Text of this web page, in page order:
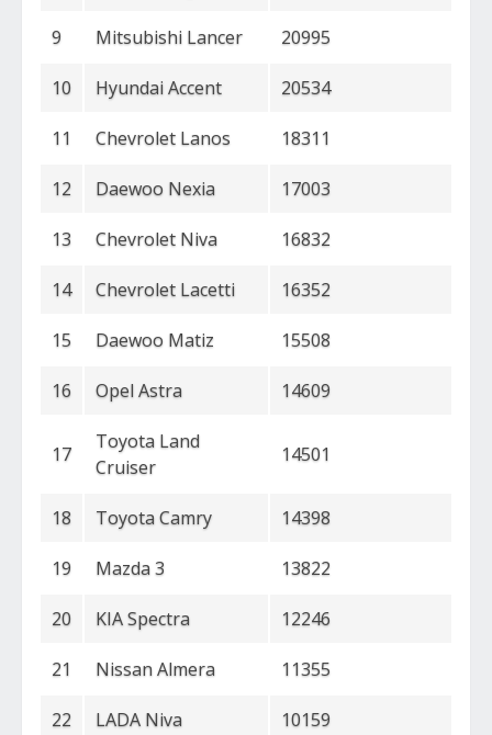
9 Mitsubishi Lancer 20995
10 Hyundai Accent 20534
11 Chevrolet Lanos 18311
12 Daewoo Nexia 17003
13 Chevrolet Niva 16832
14 Chevrolet Lacetti 16352
15 Daewoo Matiz 15508
16 Opel Astra 14609
17
Toyota Land
Cruiser
14501
18 Toyota Camry 14398
19 Mazda 3 13822
20 KIA Spectra 12246
21 Nissan Almera 11355
22 LADA Niva 10159